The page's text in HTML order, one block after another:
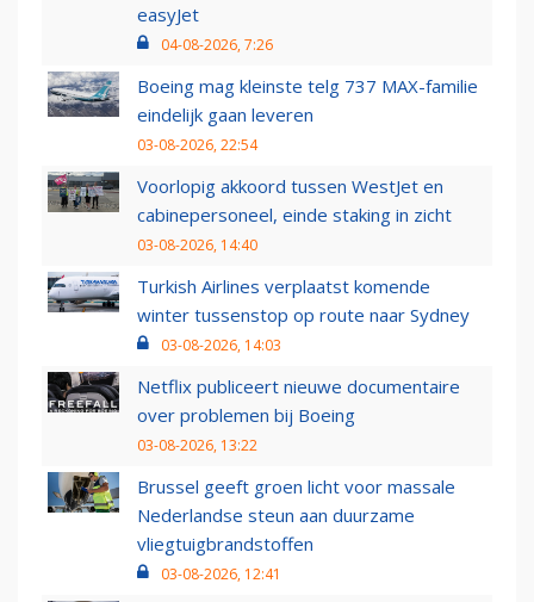
easyJet
04-08-2026, 7:26
Boeing mag kleinste telg 737 MAX-familie
eindelijk gaan leveren
03-08-2026, 22:54
Voorlopig akkoord tussen WestJet en
cabinepersoneel, einde staking in zicht
03-08-2026, 14:40
Turkish Airlines verplaatst komende
winter tussenstop op route naar Sydney
03-08-2026, 14:03
Netflix publiceert nieuwe documentaire
over problemen bij Boeing
03-08-2026, 13:22
Brussel geeft groen licht voor massale
Nederlandse steun aan duurzame
vliegtuigbrandstoffen
03-08-2026, 12:41